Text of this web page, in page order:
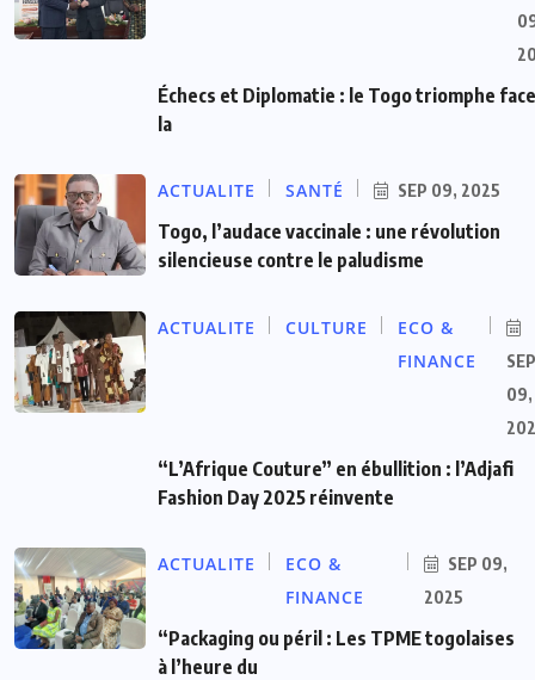
Échecs et Diplomatie : le Togo triomphe
la
ACTUALITE SANTÉ SEP 09, 2025
Togo, l’audace vaccinale : une révolution
silencieuse contre le paludisme
ACTUALITE CULTURE
ECO &
FINANCE
SEP
09,
“L’Afrique Couture” en ébullition : l’Adjafi
Fashion Day 2025 réinvente
ACTUALITE
ECO &
FINANCE
SEP 09,
2025
“Packaging ou péril : Les TPME togolaises
à l’heure du